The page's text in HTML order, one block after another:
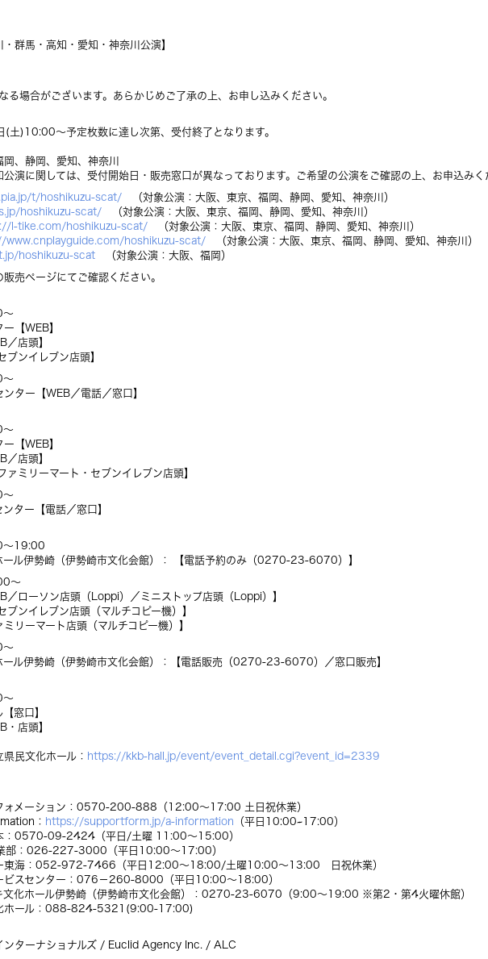
・群馬・高知・愛知・神奈川公演】
場合がございます。あらかじめご了承の上、お申し込みください。
)10:00～予定枚数に達し次第、受付終了となります。
、静岡、愛知、神奈川
演に関しては、受付開始日・販売窓口が異なっております。ご希望の公演をご確認の上、お申込みく
t/hoshikuzu-scat/ （対象公演：大阪、東京、福岡、静岡、愛知、神奈川）
hoshikuzu-scat/ （対象公演：大阪、東京、福岡、静岡、愛知、神奈川）
l-tike.com/hoshikuzu-scat/ （対象公演：大阪、東京、福岡、静岡、愛知、神奈川）
www.cnplayguide.com/hoshikuzu-scat/ （対象公演：大阪、東京、福岡、静岡、愛知、神奈川）
hoshikuzu-scat （対象公演：大阪、福岡）
売ページにてご確認ください。
～
【WEB】
／店頭】
ブンイレブン店頭】
～
ター【WEB／電話／窓口】
～
【WEB】
／店頭】
ァミリーマート・セブンイレブン店頭】
～
ター【電話／窓口】
～19:00
ール伊勢崎（伊勢崎市文化会館）： 【電話予約のみ（0270-23-6070）】
～
／ローソン店頭（Loppi）／ミニストップ店頭（Loppi）】
ブンイレブン店頭（マルチコピー機）】
ミリーマート店頭（マルチコピー機）】
～
ール伊勢崎（伊勢崎市文化会館）：【電話販売（0270-23-6070）／窓口販売】
～
窓口】
・店頭】
民文化ホール： https://kkb-hall.jp/event/event_detail.cgi?event_id=2339
ォメーション：0570-200-888（12:00～17:00 土日祝休業）
： https://supportform.jp/a-information （平日10:00~17:00）
本：0570-09-2424（平日/土曜 11:00～15:00）
業部：026-227-3000（平日10:00～17:00）
ー東海：052-972-7466（平日12:00～18:00/土曜10:00～13:00 日祝休業）
ビスセンター：076－260-8000（平日10:00～18:00）
文化ホール伊勢崎（伊勢崎市文化会館）：0270-23-6070（9:00～19:00 ※第2・第4火曜休館）
化ホール：088-824-5321(9:00-17:00)
ンターナショナルズ / Euclid Agency Inc. / ALC